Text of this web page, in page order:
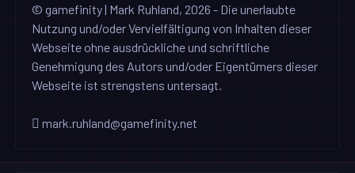
© gamefinity | Mark Ruhland, 2026 - Die unerlaubte
Nutzung und/oder Vervielfältigung von Inhalten dieser
Webseite ohne ausdrückliche und schriftliche
Genehmigung des Autors und/oder Eigentümers dieser
Webseite ist strengstens untersagt.
mark.ruhland@gamefinity.net